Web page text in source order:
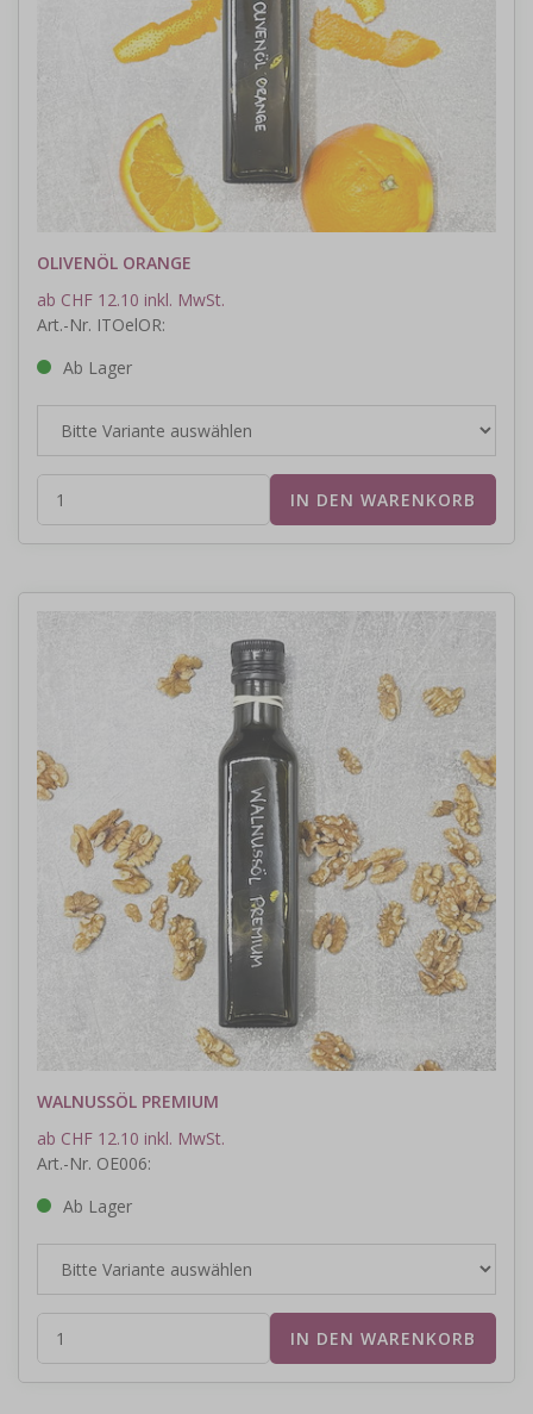
OLIVENÖL ORANGE
ab CHF 12.10 inkl. MwSt.
Art.-Nr. ITOelOR:
Ab Lager
WALNUSSÖL PREMIUM
ab CHF 12.10 inkl. MwSt.
Art.-Nr. OE006:
Ab Lager